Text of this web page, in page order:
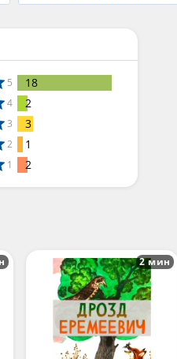
5 18
4 2
3 3
2 1
1 2
2 мин